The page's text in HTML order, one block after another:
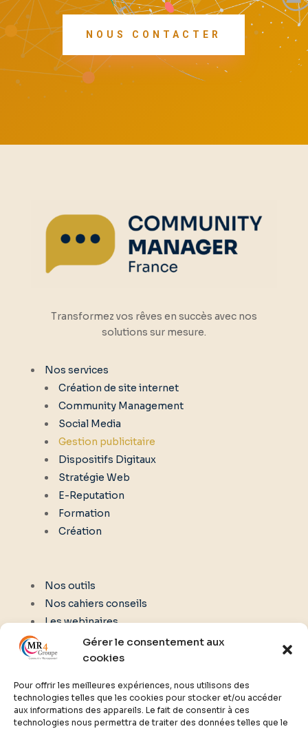
Gérer le consentement aux
cookies
Pour offrir les meilleures expériences, nous utilisons des
technologies telles que les cookies pour stocker et/ou accéder
aux informations des appareils. Le fait de consentir à ces
technologies nous permettra de traiter des données telles que le
NOUS CONTACTER
Transformez vos rêves en succès avec nos
solutions sur mesure.
Nos services
Création de site internet
Community Management
Social Media
Gestion publicitaire
Dispositifs Digitaux
Stratégie Web
E-Reputation
Formation
Création
Nos outils
Nos cahiers conseils
Les webinaires
02 61 77 00 02